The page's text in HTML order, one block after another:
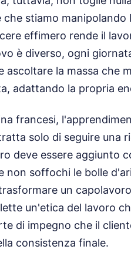
che stiamo
effimero rende il
è diverso, ogni
ascoltare la massa che
adattando la propria
francesi,
solo di seguire una
deve essere aggiunto
non soffochi le bolle
un
un'etica del lavoro
di impegno che il
consistenza finale.